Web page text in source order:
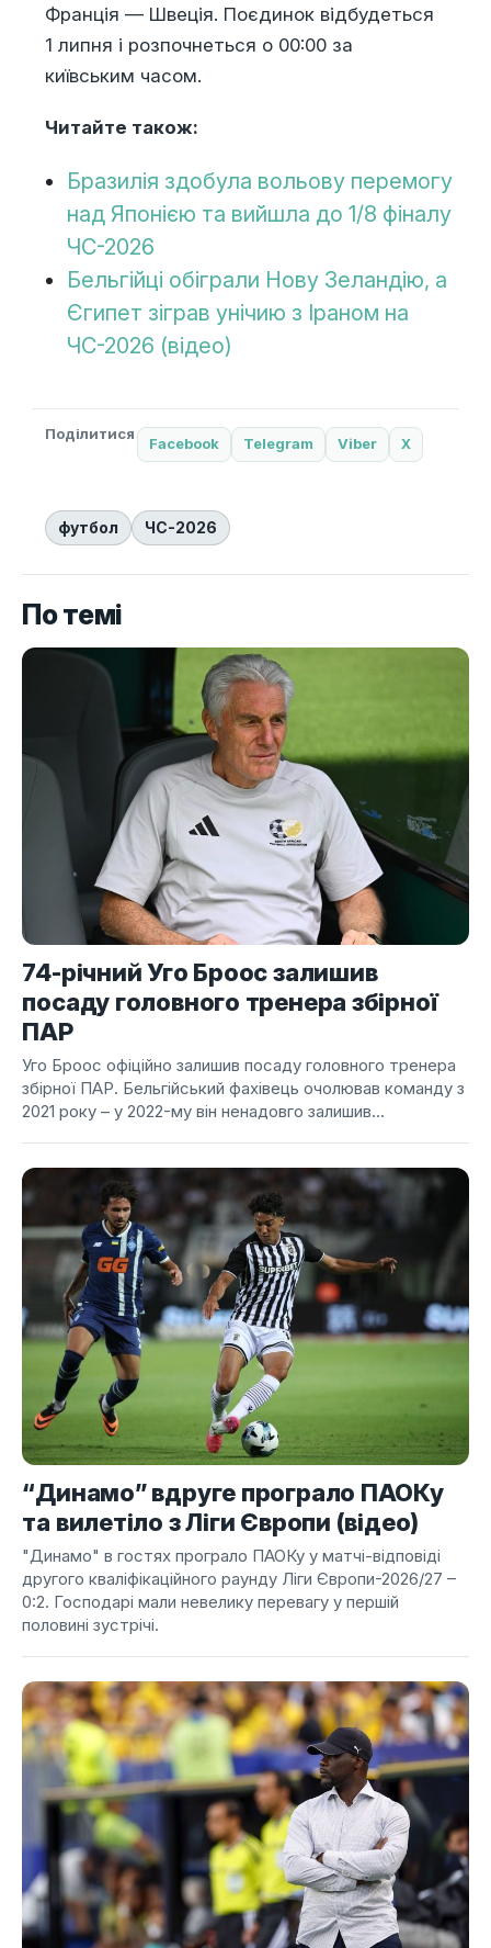
Франція — Швеція. Поєдинок відбудеться
1 липня і розпочнеться о 00:00 за
київським часом.
Читайте також:
Бразилія здобула вольову перемогу
над ​​Японією та вийшла до 1/8 фіналу
ЧС-2026
Бельгійці обіграли Нову Зеландію, а
Єгипет зіграв унічию з Іраном на
ЧС-2026 (відео)
Поділитися
Facebook Telegram Viber X
футбол ЧС-2026
По темі
74-річний Уго Броос залишив
посаду головного тренера збірної
ПАР
Уго Броос офіційно залишив посаду головного тренера
збірної ПАР. Бельгійський фахівець очолював команду з
2021 року – у 2022-му він ненадовго залишив...
“Динамо” вдруге програло ПАОКу
та вилетіло з Ліги Європи (відео)
"Динамо" в гостях програло ПАОКу у матчі-відповіді
другого кваліфікаційного раунду Ліги Європи-2026/27 –
0:2. Господарі мали невелику перевагу у першій
половині зустрічі.